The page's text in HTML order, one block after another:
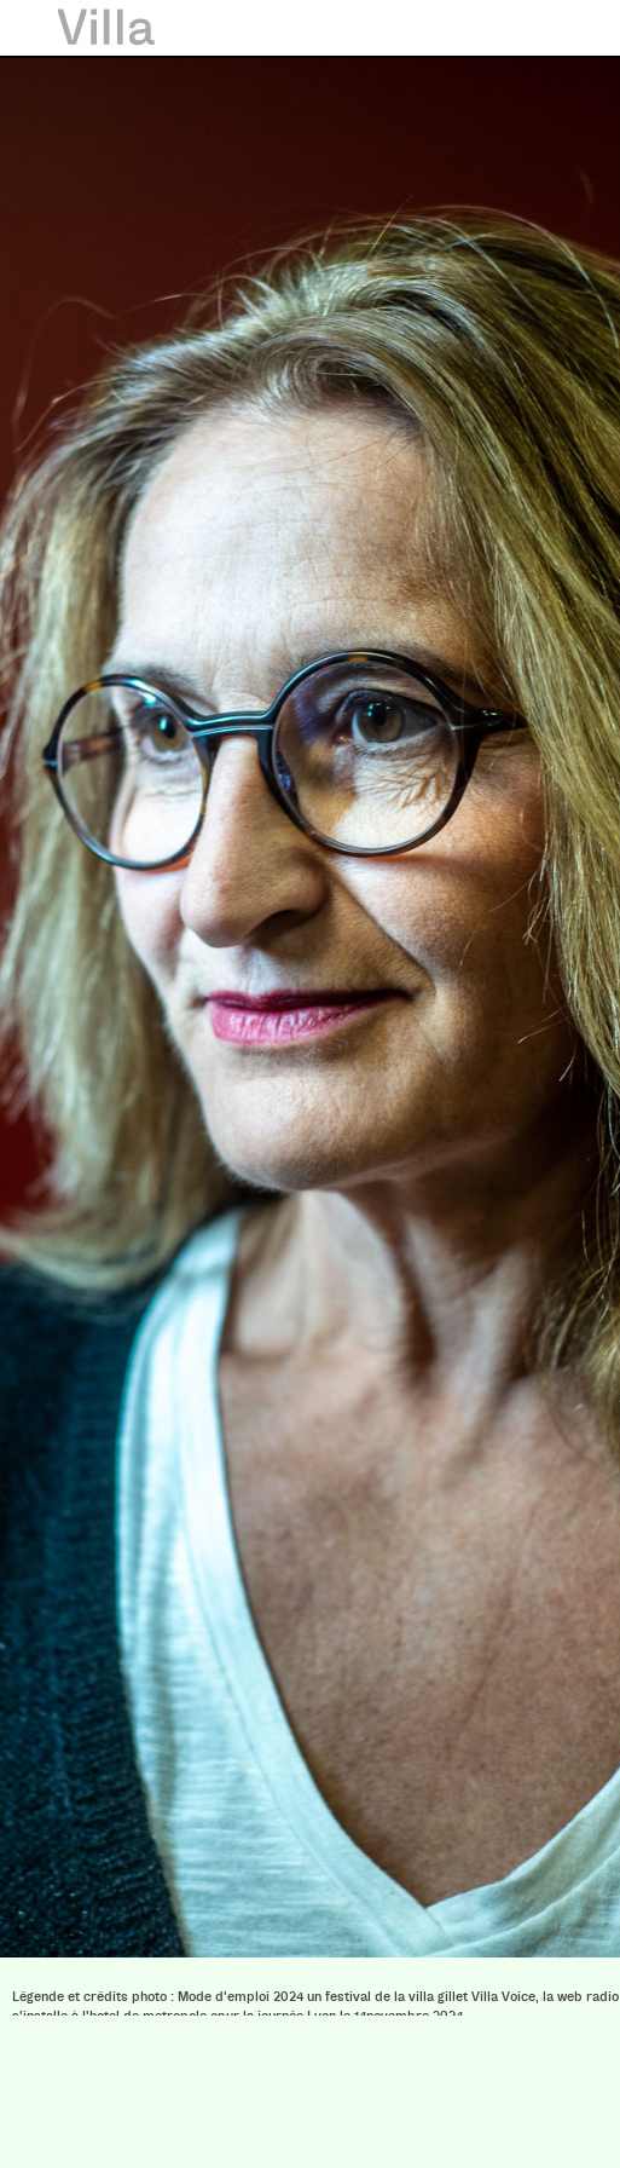
Légende et crédits photo : Mode d'emploi 2024 un festival de la villa gillet Villa Voice, la web radio
s'installe à l'hotel de metropole opur la journée Lyon le 14novembre 2024